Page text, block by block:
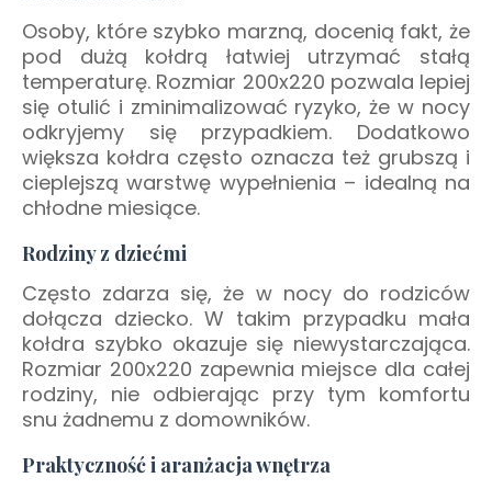
Osoby, które szybko marzną, docenią fakt, że
pod dużą kołdrą łatwiej utrzymać stałą
temperaturę. Rozmiar 200x220 pozwala lepiej
się otulić i zminimalizować ryzyko, że w nocy
odkryjemy się przypadkiem. Dodatkowo
większa kołdra często oznacza też grubszą i
cieplejszą warstwę wypełnienia – idealną na
chłodne miesiące.
Rodziny z dziećmi
Często zdarza się, że w nocy do rodziców
dołącza dziecko. W takim przypadku mała
kołdra szybko okazuje się niewystarczająca.
Rozmiar 200x220 zapewnia miejsce dla całej
rodziny, nie odbierając przy tym komfortu
snu żadnemu z domowników.
Praktyczność i aranżacja wnętrza